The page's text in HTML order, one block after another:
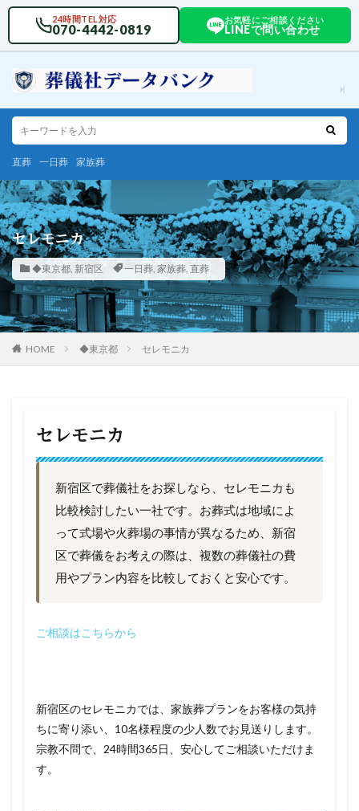
24時間TEL対応
070-4442-0819
お気軽にご相談ください
LINEで問い合わせ
直葬 一日葬 家族葬
セレモニカ
◆東京都, 新宿区 一日葬, 家族葬, 直葬
HOME ◆東京都 セレモニカ
セレモニカ
新宿区で葬儀社をお探しなら、セレモニカも
比較検討したい一社です。お葬式は地域によ
って式場や火葬場の事情が異なるため、新宿
区で葬儀をお考えの際は、複数の葬儀社の費
用やプラン内容を比較しておくと安心です。
ご相談はこちらから
新宿区のセレモニカでは、家族葬プランをお客様の気持
ちに寄り添い、10名様程度の少人数でお見送りします。
宗教不問で、24時間365日、安心してご相談いただけま
す。